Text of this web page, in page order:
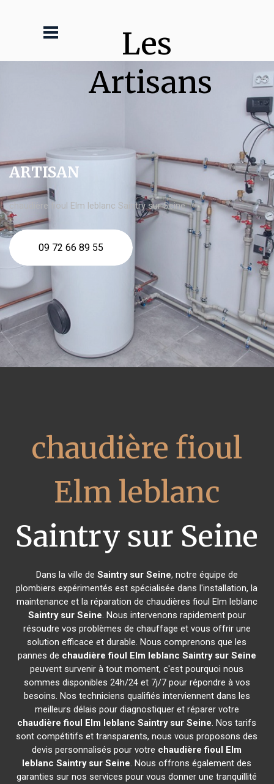
Les
Artisans
ARTISAN
chaudière fioul Elm leblanc Saintry sur Seine
09 72 66 89 55
chaudière fioul
Elm leblanc
Saintry sur Seine
Dans la ville de Saintry sur Seine, notre équipe de
plombiers expérimentés est spécialisée dans l'installation, la
maintenance et la réparation de chaudières fioul Elm leblanc
Saintry sur Seine. Nous intervenons rapidement pour
résoudre vos problèmes de chauffage et vous offrir une
solution efficace et durable. Nous comprenons que les
pannes de chaudière fioul Elm leblanc Saintry sur Seine
peuvent survenir à tout moment, c'est pourquoi nous
sommes disponibles 24h/24 et 7j/7 pour répondre à vos
besoins. Nos techniciens qualifiés interviennent dans les
meilleurs délais pour diagnostiquer et réparer votre
chaudière fioul Elm leblanc Saintry sur Seine. Nos tarifs
sont compétitifs et transparents, nous vous proposons des
devis personnalisés pour votre chaudière fioul Elm
leblanc Saintry sur Seine. Nous offrons également des
garanties sur nos services pour vous donner une tranquillité